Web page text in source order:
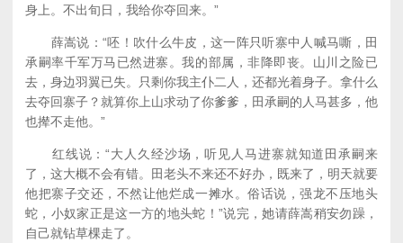
身上。不出旬日，我给你夺回来。”
薛嵩说：“呸！吹什么牛皮，这一阵只听寨中人喊马嘶，田
承嗣率千军万马已然进寨。我的部属，非降即丧。山川之险已
去，身边羽翼已失。只剩你我主仆二人，还都光着身子。拿什么
去夺回寨子？就算你上山求动了你爹爹，田承嗣的人马甚多，他
也撵不走他。”
红线说：“大人久经沙场，听见人马进寨就知道田承嗣来
了，这大概不会有错。田老头不来还不好办，既来了，明天就要
他把寨子交还，不然让他烂成一摊水。俗话说，强龙不压地头
蛇，小奴家正是这一方的地头蛇！”说完，她请薛嵩稍安勿躁，
自己就钻草棵走了。